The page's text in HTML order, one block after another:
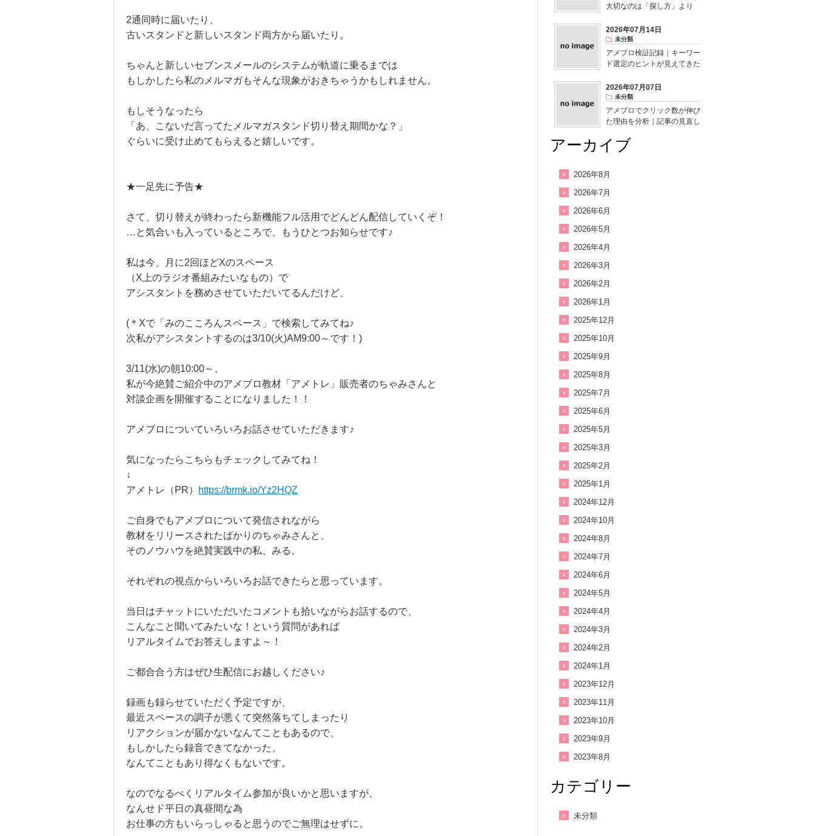
2通同時に届いたり、
古いスタンドと新しいスタンド両方から届いたり。
ちゃんと新しいセブンスメールのシステムが軌道に乗るまでは
もしかしたら私のメルマガもそんな現象がおきちゃうかもしれません。
もしそうなったら
「あ、こないだ言ってたメルマガスタンド切り替え期間かな？」
ぐらいに受け止めてもらえると嬉しいです。
★一足先に予告★
さて、切り替えが終わったら新機能フル活用でどんどん配信していくぞ！
…と気合いも入っているところで、もうひとつお知らせです♪
私は今、月に2回ほどXのスペース
（X上のラジオ番組みたいなもの）で
アシスタントを務めさせていただいてるんだけど、
(＊Xで「みのこころんスペース」で検索してみてね♪
次私がアシスタントするのは3/10(火)AM9:00～です！)
3/11(水)の朝10:00～、
私が今絶賛ご紹介中のアメブロ教材「アメトレ」販売者のちゃみさんと
対談企画を開催することになりました！！
アメブロについていろいろお話させていただきます♪
気になったらこちらもチェックしてみてね！
↓
アメトレ（PR）
https://brmk.io/Yz2HQZ
ご自身でもアメブロについて発信されながら
教材をリリースされたばかりのちゃみさんと、
そのノウハウを絶賛実践中の私、みる。
それぞれの視点からいろいろお話できたらと思っています。
当日はチャットにいただいたコメントも拾いながらお話するので、
こんなこと聞いてみたいな！という質問があれば
リアルタイムでお答えしますよ～！
ご都合合う方はぜひ生配信にお越しください♪
録画も録らせていただく予定ですが、
最近スペースの調子が悪くて突然落ちてしまったり
リアクションが届かないなんてこともあるので、
もしかしたら録音できてなかった、
なんてこともあり得なくもないです。
なのでなるべくリアルタイム参加が良いかと思いますが、
なんせド平日の真昼間な為
お仕事の方もいらっしゃると思うのでご無理はせずに。
大切なのは「探し方」より
2026年07月14日
未分類
アメブロ検証記録｜キーワー
ド選定のヒントが見えてきた
2026年07月07日
未分類
アメブロでクリック数が伸び
た理由を分析｜記事の見直し
アーカイブ
2026年8月
2026年7月
2026年6月
2026年5月
2026年4月
2026年3月
2026年2月
2026年1月
2025年12月
2025年10月
2025年9月
2025年8月
2025年7月
2025年6月
2025年5月
2025年3月
2025年2月
2025年1月
2024年12月
2024年10月
2024年8月
2024年7月
2024年6月
2024年5月
2024年4月
2024年3月
2024年2月
2024年1月
2023年12月
2023年11月
2023年10月
2023年9月
2023年8月
カテゴリー
未分類